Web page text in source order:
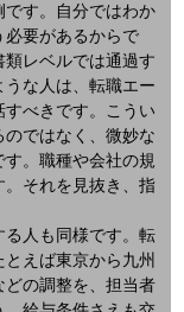
す。自分ではわか
必要があるからで
レベルでは通過す
な人は、転職エー
べきです。こうい
ではなく、微妙な
。職種や会社の規
それを見抜き、指
る人も同様です。転
えば東京から九州
の調整を、担当者